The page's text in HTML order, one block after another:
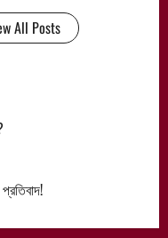
All Posts